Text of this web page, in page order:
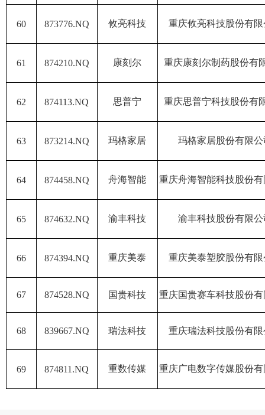
60 873776.NQ 攸亮科技 重庆攸亮科技股份有
61 874210.NQ 康刻尔 重庆康刻尔制药股份有
62 874113.NQ 思普宁 重庆思普宁科技股份有
63 873214.NQ 玛格家居 玛格家居股份有限
64 874458.NQ 舟海智能 重庆舟海智能科技股份
65 874632.NQ 渝丰科技 渝丰科技股份有限
66 874394.NQ 重庆美泰 重庆美泰塑胶股份有
67 874528.NQ 国贵科技 重庆国贵赛车科技股份
68 839667.NQ 瑞法科技 重庆瑞法科技股份有
69 874811.NQ 重数传媒 重庆广电数字传媒股份